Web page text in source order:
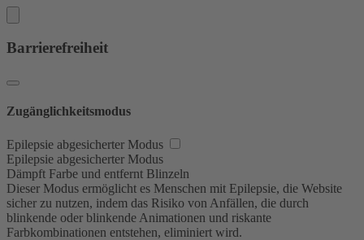
Barrierefreiheit
Zugänglichkeitsmodus
Epilepsie abgesicherter Modus
Epilepsie abgesicherter Modus
Dämpft Farbe und entfernt Blinzeln
Dieser Modus ermöglicht es Menschen mit Epilepsie, die Website
sicher zu nutzen, indem das Risiko von Anfällen, die durch
blinkende oder blinkende Animationen und riskante
Farbkombinationen entstehen, eliminiert wird.